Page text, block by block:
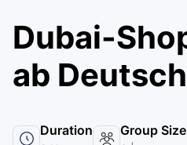
Dubai-
ab
Duration Group Size